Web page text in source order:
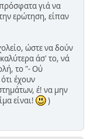
γιά να
ερώτηση, είπαν
ώστε να δούν
άσ' το, νά
το "- Ού
έχουν
έ! να μην
είναι!
)